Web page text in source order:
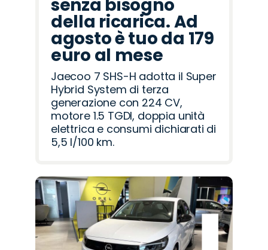
senza bisogno
della ricarica. Ad
agosto è tuo da 179
euro al mese
Jaecoo 7 SHS-H adotta il Super
Hybrid System di terza
generazione con 224 CV,
motore 1.5 TGDI, doppia unità
elettrica e consumi dichiarati di
5,5 l/100 km.